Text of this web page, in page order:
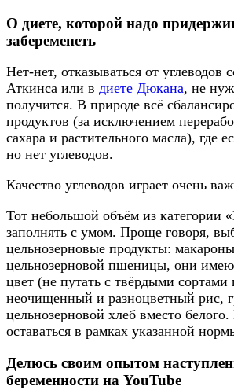
О диете, которой надо
забеременеть
Нет-нет, отказываться от углеводов
Аткинса или в диете Дюкана, не
получится. В природе всё
продуктов (за исключением
сахара и растительного масла), где
но нет углеводов.
Качество углеводов играет очень
Тот небольшой объём из категории
заполнять с умом. Проще говоря,
цельнозерновые продукты:
цельнозерновой пшеницы, они
цвет (не путать с твёрдыми
неочищенный и разноцветный рис,
цельнозерновой хлеб вместо
оставаться в рамках указанной
Делюсь своим опытом
беременности на YouTube